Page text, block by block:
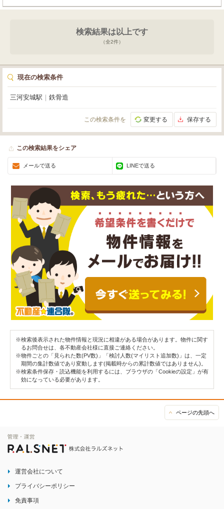
検索結果は以上です
（全2件）
現在の検索条件
三河安城駅 鉄骨造
この検索条件を 変更する 保存する
この検索結果をシェア
メールで送る LINEで送る
※検索後表示された物件情報と現況に相違がある場合があります。物件に関す
るお問合せは、各不動産会社様に直接ご連絡ください。
※物件ごとの「見られた数(PV数)」「検討人数(マイリスト追加数)」は、一定
期間の集計数値であり変動します(掲載時からの累計数値ではありません)。
※検索条件保存・読込機能を利用するには、ブラウザの「Cookieの設定」が有
効になっている必要があります。
ページの先頭へ
運営会社について
プライバシーポリシー
免責事項